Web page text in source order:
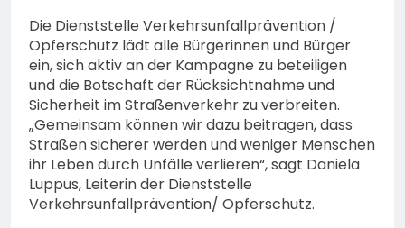
Die Dienststelle Verkehrsunfallprävention /
Opferschutz lädt alle Bürgerinnen und Bürger
ein, sich aktiv an der Kampagne zu beteiligen
und die Botschaft der Rücksichtnahme und
Sicherheit im Straßenverkehr zu verbreiten.
„Gemeinsam können wir dazu beitragen, dass
Straßen sicherer werden und weniger Menschen
ihr Leben durch Unfälle verlieren“, sagt Daniela
Luppus, Leiterin der Dienststelle
Verkehrsunfallprävention/ Opferschutz.